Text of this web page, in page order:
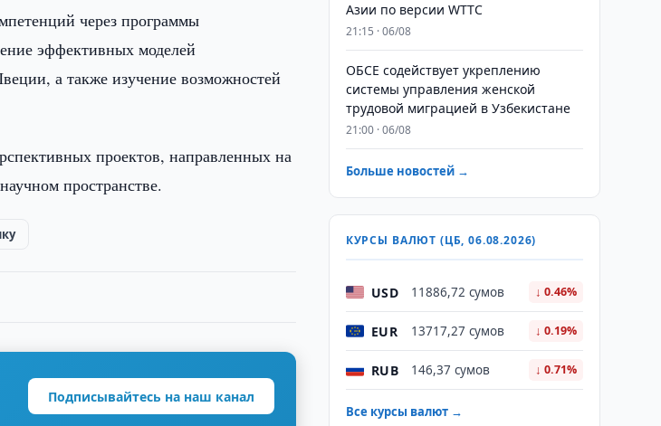
через программы
эффективных моделей
а также изучение возможностей
проектов, направленных на
пространстве.
Подписывайтесь на наш канал
Азии по версии WTTC
21:15 · 06/08
ОБСЕ содействует укреплению
системы управления женской
трудовой миграцией в Узбекистане
21:00 · 06/08
Больше новостей →
КУРСЫ ВАЛЮТ (ЦБ, 06.08.2026)
USD 11886,72 сумов ↓ 0.46%
EUR 13717,27 сумов ↓ 0.19%
RUB 146,37 сумов ↓ 0.71%
Все курсы валют →